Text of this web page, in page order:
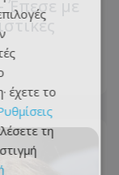
με
έχετε το
τη